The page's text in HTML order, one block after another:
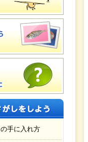
手に入れ方